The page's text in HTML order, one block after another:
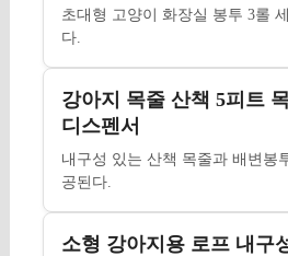
초대형 고양이 화장실 봉투 3롤
다.
강아지 목줄 산책 5피트
디스펜서
내구성 있는 산책 목줄과 배변봉
공된다.
소형 강아지용 로프 내구